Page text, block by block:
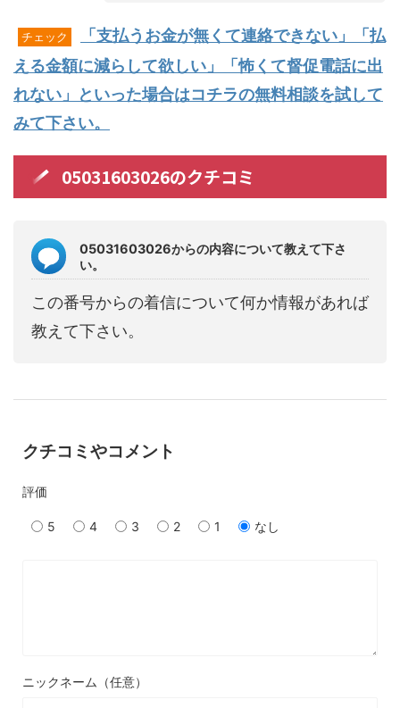
チェック
「支払うお金が無くて連絡できない」「払
える金額に減らして欲しい」「怖くて督促電話に出
れない」といった場合はコチラの無料相談を試して
みて下さい。
05031603026のクチコミ
05031603026からの内容について教えて下さ
い。
この番号からの着信について何か情報があれば
教えて下さい。
クチコミやコメント
評価
5 4 3 2 1 なし
ニックネーム（任意）